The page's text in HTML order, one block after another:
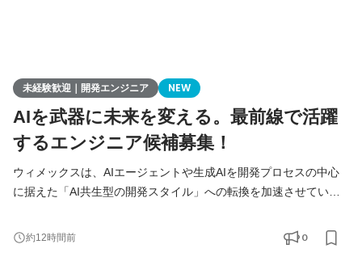
未経験歓迎｜開発エンジニア NEW
AIを武器に未来を変える。最前線で活躍
するエンジニア候補募集！
ウィメックスは、AIエージェントや生成AIを開発プロセスの中心
に据えた「AI共生型の開発スタイル」への転換を加速させていま
極的に募集しています。 AIを相棒に、圧倒的なスピードと品質を
実現し、最先端の技術を使いこなすエンジニアへ成長したい方を
約12時間前 0